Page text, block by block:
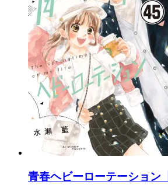
青春ヘビーローテーション